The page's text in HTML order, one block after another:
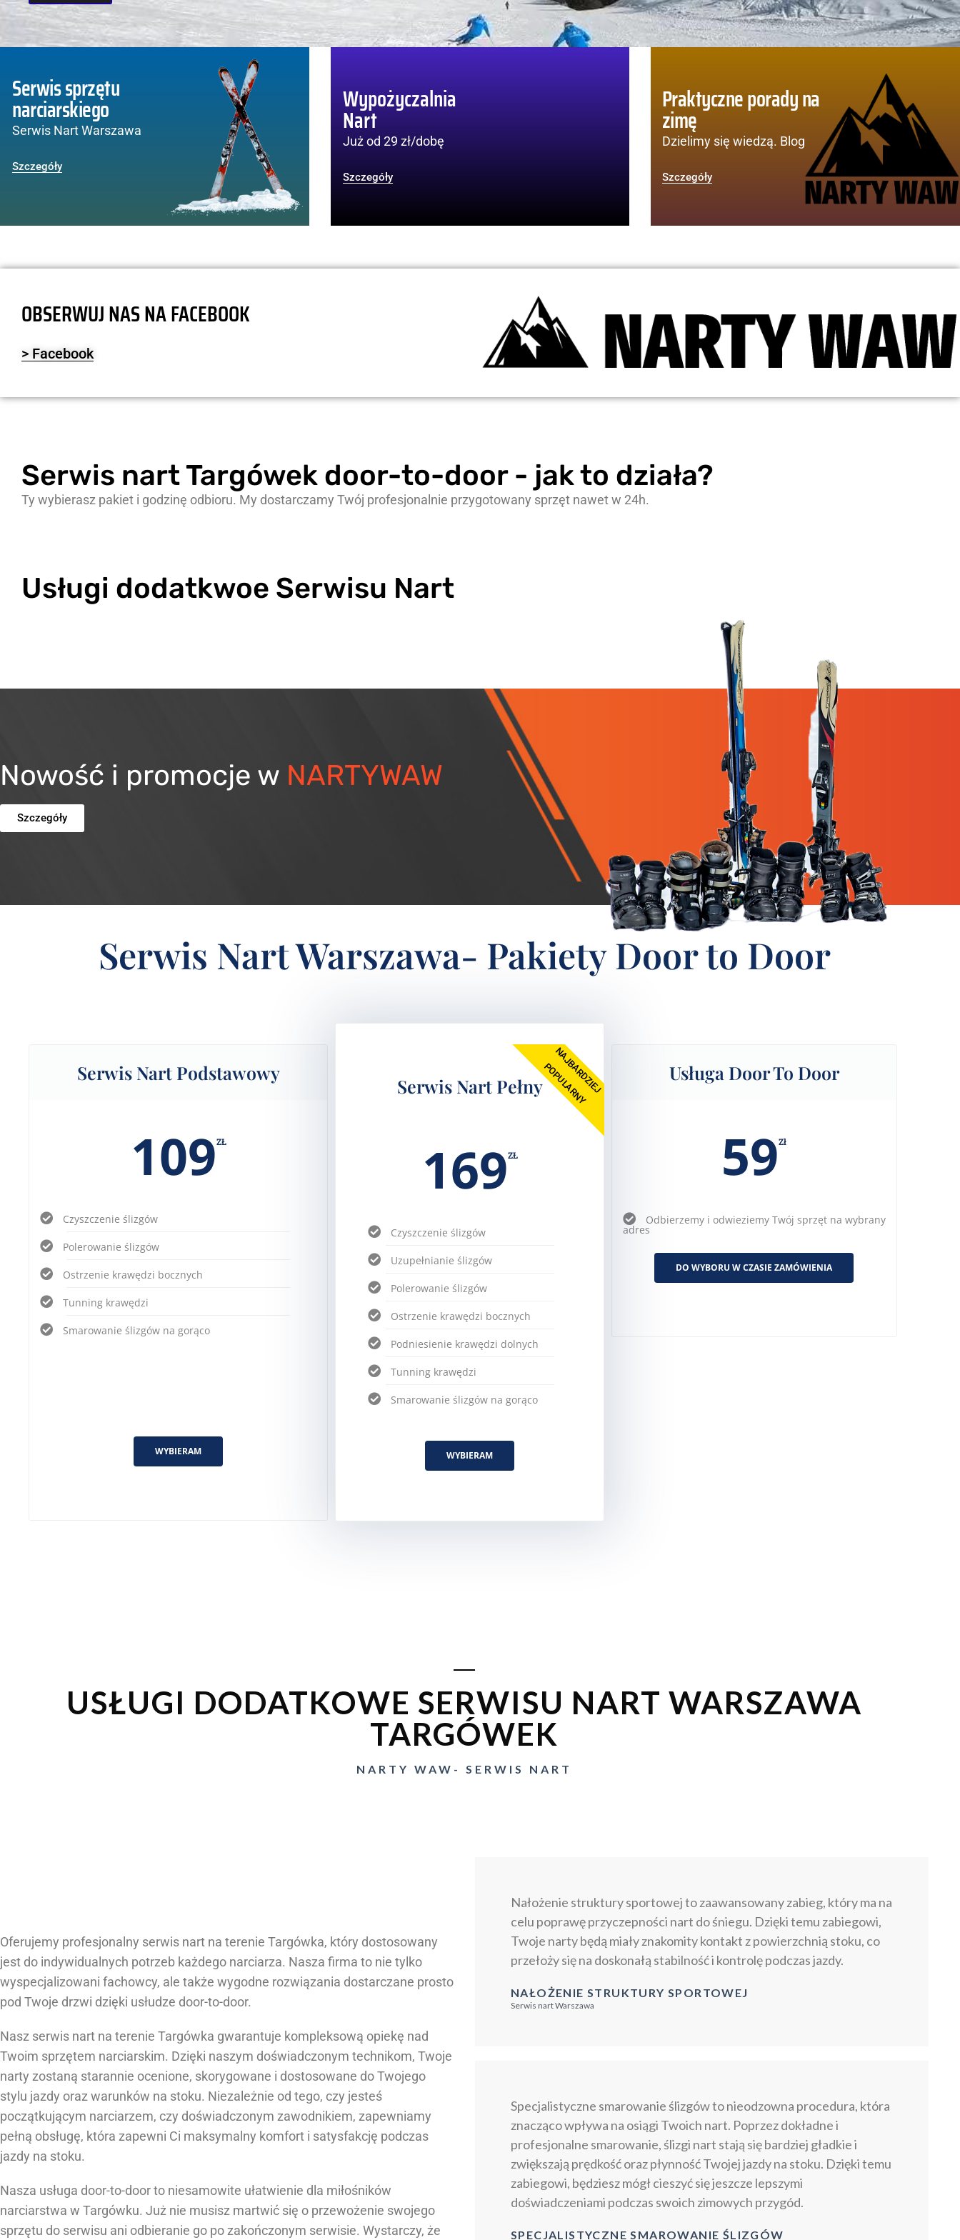
Serwis sprzętu
narciarskiego
Serwis Nart Warszawa
Szczegóły
Wypożyczalnia
Nart
Już od 29 zł/dobę
Szczegóły
Praktyczne porady na
zimę
Dzielimy się wiedzą. Blog
Szczegóły
OBSERWUJ NAS NA FACEBOOK
> Facebook
Serwis nart Targówek door-to-door - jak to działa?
Ty wybierasz pakiet i godzinę odbioru. My dostarczamy Twój profesjonalnie przygotowany sprzęt nawet w 24h.
Usługi dodatkwoe Serwisu Nart
Nowość i promocje w NARTYWAW
Szczegóły
Serwis Nart Warszawa- Pakiety Door to Door
Serwis Nart Podstawowy
109ZŁ
Czyszczenie ślizgów
Polerowanie ślizgów
Ostrzenie krawędzi bocznych
Tunning krawędzi
Smarowanie ślizgów na gorąco
WYBIERAM
Serwis Nart Pełny
169ZŁ
Czyszczenie ślizgów
Uzupełnianie ślizgów
Polerowanie ślizgów
Ostrzenie krawędzi bocznych
Podniesienie krawędzi dolnych
Tunning krawędzi
Smarowanie ślizgów na gorąco
WYBIERAM
NAJBARDZIEJ
POPULARNY Usługa Door To Door
59Zł
Odbierzemy i odwieziemy Twój sprzęt na wybrany
adres
DO WYBORU W CZASIE ZAMÓWIENIA
USŁUGI DODATKOWE SERWISU NART WARSZAWA
TARGÓWEK
NARTY WAW- SERWIS NART
Oferujemy profesjonalny serwis nart na terenie Targówka, który dostosowany
jest do indywidualnych potrzeb każdego narciarza. Nasza firma to nie tylko
wyspecjalizowani fachowcy, ale także wygodne rozwiązania dostarczane prosto
pod Twoje drzwi dzięki usłudze door-to-door.
Nasz serwis nart na terenie Targówka gwarantuje kompleksową opiekę nad
Twoim sprzętem narciarskim. Dzięki naszym doświadczonym technikom, Twoje
narty zostaną starannie ocenione, skorygowane i dostosowane do Twojego
stylu jazdy oraz warunków na stoku. Niezależnie od tego, czy jesteś
początkującym narciarzem, czy doświadczonym zawodnikiem, zapewniamy
pełną obsługę, która zapewni Ci maksymalny komfort i satysfakcję podczas
jazdy na stoku.
Nasza usługa door-to-door to niesamowite ułatwienie dla miłośników
narciarstwa w Targówku. Już nie musisz martwić się o przewożenie swojego
sprzętu do serwisu ani odbieranie go po zakończonym serwisie. Wystarczy, że
Nałożenie struktury sportowej to zaawansowany zabieg, który ma na
celu poprawę przyczepności nart do śniegu. Dzięki temu zabiegowi,
Twoje narty będą miały znakomity kontakt z powierzchnią stoku, co
przełoży się na doskonałą stabilność i kontrolę podczas jazdy.
NAŁOŻENIE STRUKTURY SPORTOWEJ
Serwis nart Warszawa
Specjalistyczne smarowanie ślizgów to nieodzowna procedura, która
znacząco wpływa na osiągi Twoich nart. Poprzez dokładne i
profesjonalne smarowanie, ślizgi nart stają się bardziej gładkie i
zwiększają prędkość oraz płynność Twojej jazdy na stoku. Dzięki temu
zabiegowi, będziesz mógł cieszyć się jeszcze lepszymi
doświadczeniami podczas swoich zimowych przygód.
SPECJALISTYCZNE SMAROWANIE ŚLIZGÓW